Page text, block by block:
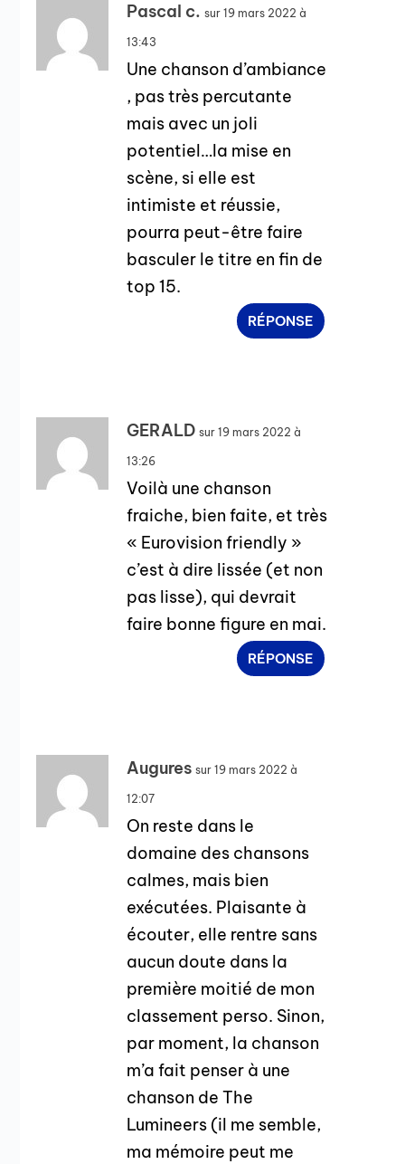
Pascal c. sur 19 mars 2022 à
13:43
Une chanson d’ambiance
, pas très percutante
mais avec un joli
potentiel…la mise en
scène, si elle est
intimiste et réussie,
pourra peut-être faire
basculer le titre en fin de
top 15.
RÉPONSE
GERALD sur 19 mars 2022 à
13:26
Voilà une chanson
fraiche, bien faite, et très
« Eurovision friendly »
c’est à dire lissée (et non
pas lisse), qui devrait
faire bonne figure en mai.
RÉPONSE
Augures sur 19 mars 2022 à
12:07
On reste dans le
domaine des chansons
calmes, mais bien
exécutées. Plaisante à
écouter, elle rentre sans
aucun doute dans la
première moitié de mon
classement perso. Sinon,
par moment, la chanson
m’a fait penser à une
chanson de The
Lumineers (il me semble,
ma mémoire peut me